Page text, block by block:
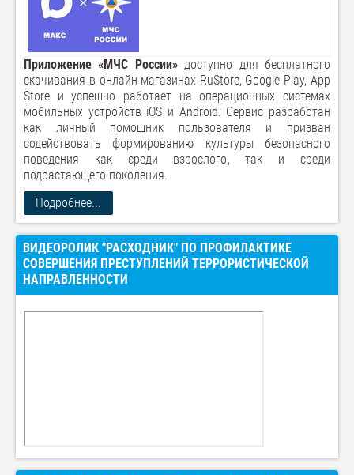
Приложение «МЧС России»доступно для бесплатного
скачивания в онлайн-магазинах RuStore, Google Play, App
Store и успешно работает на операционных системах
мобильных устройств iOS и Android. Сервис разработан
как личный помощник пользователя и призван
содействовать формированию культуры безопасного
поведения как среди взрослого, так и среди
подрастающего поколения.
Подробнее...
ВИДЕОРОЛИК "РАСХОДНИК" ПО ПРОФИЛАКТИКЕ
СОВЕРШЕНИЯ ПРЕСТУПЛЕНИЙ ТЕРРОРИСТИЧЕСКОЙ
НАПРАВЛЕННОСТИ